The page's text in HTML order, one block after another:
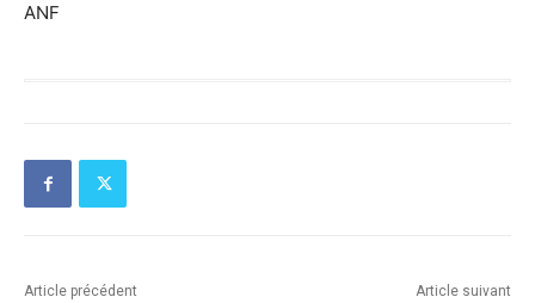
ANF
Article précédent Article suivant